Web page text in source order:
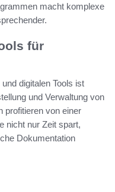
macht komplexe
für
digitalen Tools ist
und Verwaltung von
profitieren von einer
nicht nur Zeit spart,
Dokumentation